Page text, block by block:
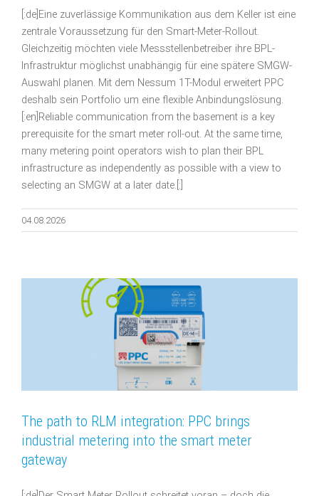
[:de]Eine zuverlässige Kommunikation aus dem Keller ist eine
zentrale Voraussetzung für den Smart-Meter-Rollout.
Gleichzeitig möchten viele Messstellenbetreiber ihre BPL-
Infrastruktur möglichst unabhängig für eine spätere SMGW-
Auswahl planen. Mit dem Nessum 1T-Modul erweitert PPC
deshalb sein Portfolio um eine flexible Anbindungslösung.
[:en]Reliable communication from the basement is a key
prerequisite for the smart meter roll-out. At the same time,
many metering point operators wish to plan their BPL
infrastructure as independently as possible with a view to
selecting an SMGW at a later date.[:]
04.08.2026
The path to RLM integration: PPC brings
industrial metering into the smart meter
gateway